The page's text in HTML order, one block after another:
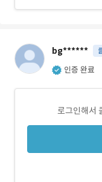
bg******
인증 완료
로그인해서